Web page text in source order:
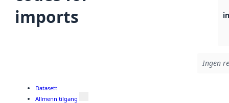
imports
Ingen
Datasett
Allmenn tilgang